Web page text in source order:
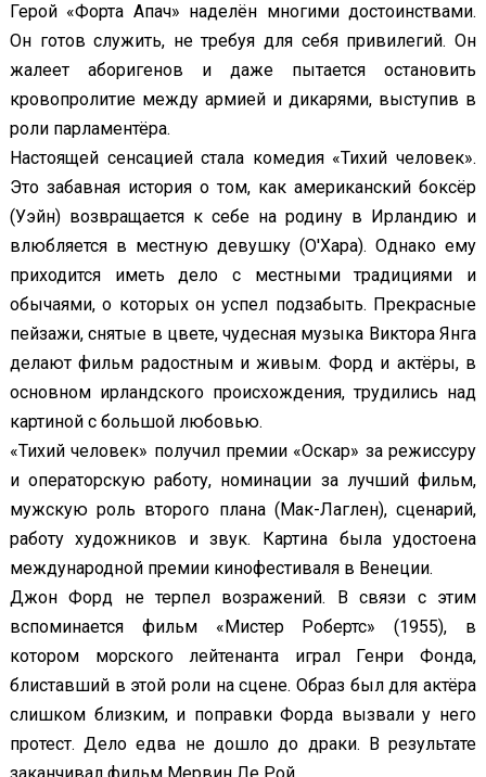
Герой «Форта Апач» наделён многими достоинствами.
Он готов служить, не требуя для себя привилегий. Он
жалеет аборигенов и даже пытается остановить
кровопролитие между армией и дикарями, выступив в
роли парламентёра.
Настоящей сенсацией стала комедия «Тихий человек».
Это забавная история о том, как американский боксёр
(Уэйн) возвращается к себе на родину в Ирландию и
влюбляется в местную девушку (О'Хара). Однако ему
приходится иметь дело с местными традициями и
обычаями, о которых он успел подзабыть. Прекрасные
пейзажи, снятые в цвете, чудесная музыка Виктора Янга
делают фильм радостным и живым. Форд и актёры, в
основном ирландского происхождения, трудились над
картиной с большой любовью.
«Тихий человек» получил премии «Оскар» за режиссуру
и операторскую работу, номинации за лучший фильм,
мужскую роль второго плана (Мак-Лаглен), сценарий,
работу художников и звук. Картина была удостоена
международной премии кинофестиваля в Венеции.
Джон Форд не терпел возражений. В связи с этим
вспоминается фильм «Мистер Робертс» (1955), в
котором морского лейтенанта играл Генри Фонда,
блиставший в этой роли на сцене. Образ был для актёра
слишком близким, и поправки Форда вызвали у него
протест. Дело едва не дошло до драки. В результате